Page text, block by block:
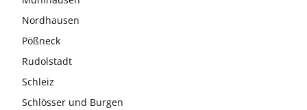
Nordhausen
Pößneck
Rudolstadt
Schleiz
Schlösser und Burgen